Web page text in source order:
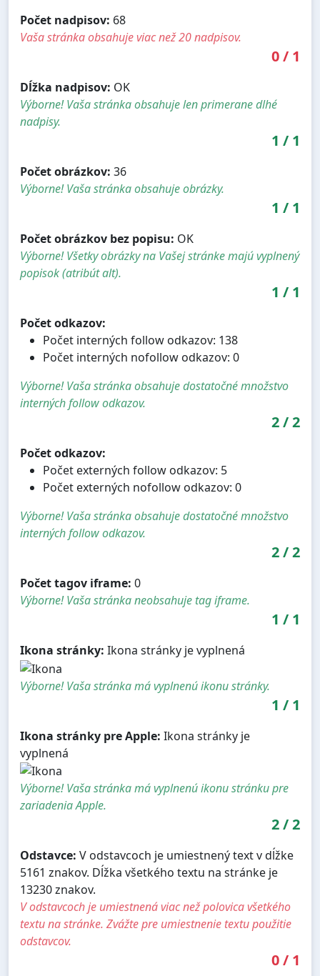
Počet nadpisov: 68
Vaša stránka obsahuje viac než 20 nadpisov.
0/ 1
Dĺžka nadpisov: OK
Výborne! Vaša stránka obsahuje len primerane dlhé
nadpisy.
1 / 1
Počet obrázkov: 36
Výborne! Vaša stránka obsahuje obrázky.
1 / 1
Počet obrázkov bez popisu: OK
Výborne! Všetky obrázky na Vašej stránke majú vyplnený
popisok (atribút alt).
1 / 1
Počet odkazov:
Počet interných follow odkazov: 138
Počet interných nofollow odkazov: 0
Výborne! Vaša stránka obsahuje dostatočné množstvo
interných follow odkazov.
2/2
Počet odkazov:
Počet externých follow odkazov: 5
Počet externých nofollow odkazov: 0
Výborne! Vaša stránka obsahuje dostatočné množstvo
interných follow odkazov.
2/2
Počet tagov iframe: 0
Výborne! Vaša stránka neobsahuje tag iframe.
1 / 1
Ikona stránky: Ikona stránky je vyplnená
Výborne! Vaša stránka má vyplnenú ikonu stránky.
1 / 1
Ikona stránky pre Apple: Ikona stránky je
vyplnená
Výborne! Vaša stránka má vyplnenú ikonu stránku pre
zariadenia Apple.
2/2
Odstavce: V odstavcoch je umiestnený text v dĺžke
5161 znakov. Dĺžka všetkého textu na stránke je
13230 znakov.
V odstavcoch je umiestnená viac než polovica všetkého
textu na stránke. Zvážte pre umiestnenie textu použitie
odstavcov.
0/ 1